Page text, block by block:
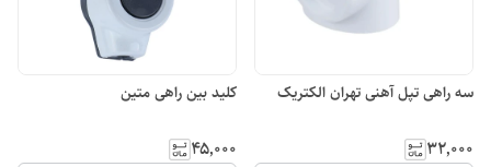
سه راهی تپل آهنی تهران الکتریک
۳۲٬۰۰۰
کلید بین راهی متین
۴۵٬۰۰۰